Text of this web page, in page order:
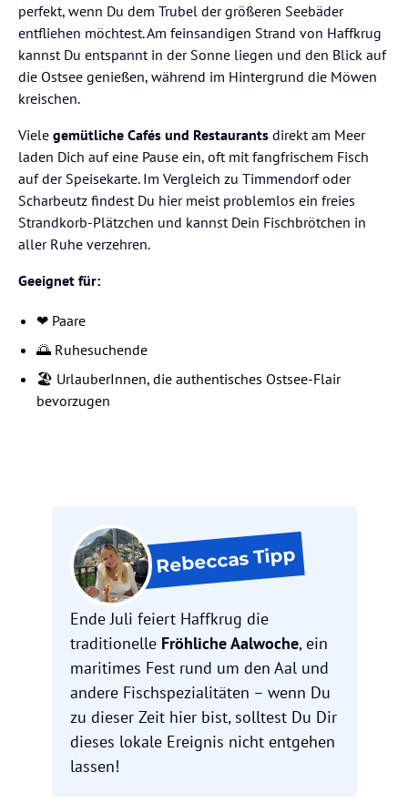
perfekt, wenn Du dem Trubel der größeren Seebäder
entfliehen möchtest. Am feinsandigen Strand von Haffkrug
kannst Du entspannt in der Sonne liegen und den Blick auf
die Ostsee genießen, während im Hintergrund die Möwen
kreischen.
Viele gemütliche Cafés und Restaurants direkt am Meer
laden Dich auf eine Pause ein, oft mit fangfrischem Fisch
auf der Speisekarte. Im Vergleich zu Timmendorf oder
Scharbeutz findest Du hier meist problemlos ein freies
Strandkorb-Plätzchen und kannst Dein Fischbrötchen in
aller Ruhe verzehren.
Geeignet für:
❤️ Paare
🌅 Ruhesuchende
🏖️ UrlauberInnen, die authentisches Ostsee-Flair
bevorzugen
RebeccasTipp
Ende Juli feiert Haffkrug die
traditionelle Fröhliche Aalwoche, ein
maritimes Fest rund um den Aal und
andere Fischspezialitäten – wenn Du
zu dieser Zeit hier bist, solltest Du Dir
dieses lokale Ereignis nicht entgehen
lassen!